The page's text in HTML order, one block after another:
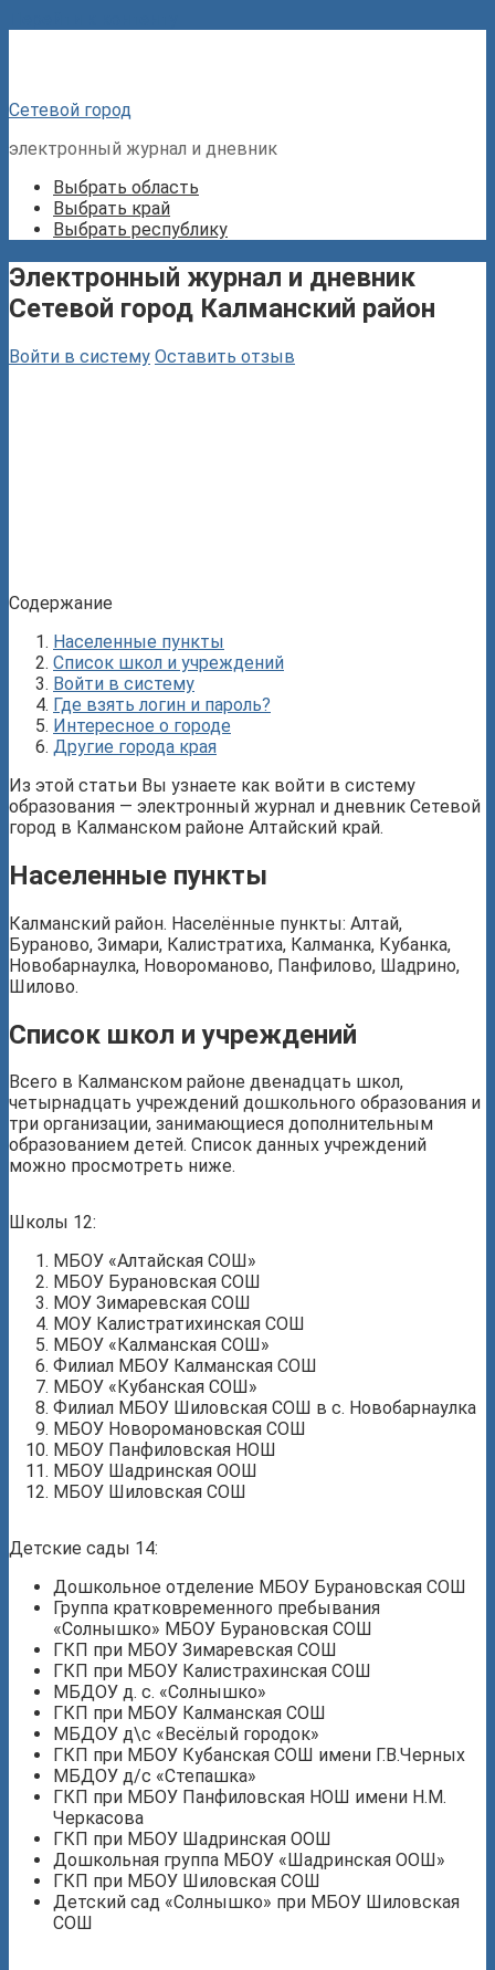
Сетевой город
электронный журнал и дневник
Выбрать область
Выбрать край
Выбрать республику
Электронный журнал и дневник
Сетевой город Калманский район
Войти в систему Оставить отзыв
Содержание
Населенные пункты
Список школ и учреждений
Войти в систему
Где взять логин и пароль?
Интересное о городе
Другие города края
Из этой статьи Вы узнаете как войти в систему
образования — электронный журнал и дневник Сетевой
город в Калманском районе Алтайский край.
Населенные пункты
Калманский район. Населённые пункты: Алтай,
Бураново, Зимари, Калистратиха, Калманка, Кубанка,
Новобарнаулка, Новороманово, Панфилово, Шадрино,
Шилово.
Список школ и учреждений
Всего в Калманском районе двенадцать школ,
четырнадцать учреждений дошкольного образования и
три организации, занимающиеся дополнительным
образованием детей. Список данных учреждений
можно просмотреть ниже.
Школы 12:
МБОУ «Алтайская СОШ»
МБОУ Бурановская СОШ
МОУ Зимаревская СОШ
МОУ Калистратихинская СОШ
МБОУ «Калманская СОШ»
Филиал МБОУ Калманская СОШ
МБОУ «Кубанская СОШ»
Филиал МБОУ Шиловская СОШ в с. Новобарнаулка
МБОУ Новоромановская СОШ
МБОУ Панфиловская НОШ
МБОУ Шадринская ООШ
МБОУ Шиловская СОШ
Детские сады 14:
Дошкольное отделение МБОУ Бурановская СОШ
Группа кратковременного пребывания
«Солнышко» МБОУ Бурановская СОШ
ГКП при МБОУ Зимаревская СОШ
ГКП при МБОУ Калистрахинская СОШ
МБДОУ д. с. «Солнышко»
ГКП при МБОУ Калманская СОШ
МБДОУ д\с «Весёлый городок»
ГКП при МБОУ Кубанская СОШ имени Г.В.Черных
МБДОУ д/с «Степашка»
ГКП при МБОУ Панфиловская НОШ имени Н.М.
Черкасова
ГКП при МБОУ Шадринская ООШ
Дошкольная группа МБОУ «Шадринская ООШ»
ГКП при МБОУ Шиловская СОШ
Детский сад «Солнышко» при МБОУ Шиловская
СОШ